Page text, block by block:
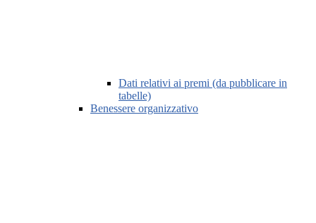
Dati relativi ai premi (da pubblicare in
tabelle)
Benessere organizzativo